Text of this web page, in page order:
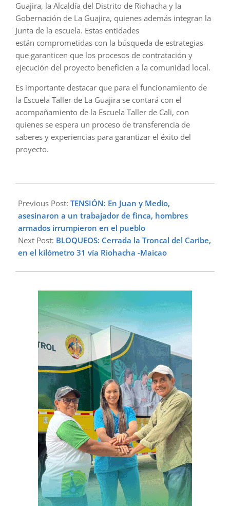
Guajira, la Alcaldía del Distrito de Riohacha y la
Gobernación de La Guajira, quienes además integran la
Junta de la escuela. Estas entidades
están comprometidas con la búsqueda de estrategias
que garanticen que los procesos de contratación y
ejecución del proyecto beneficien a la comunidad local.
Es importante destacar que para el funcionamiento de
la Escuela Taller de La Guajira se contará con el
acompañamiento de la Escuela Taller de Cali, con
quienes se espera un proceso de transferencia de
saberes y experiencias para garantizar el éxito del
proyecto.
05-
26
Previous Post: TENSIÓN: En Juan y Medio,
asesinaron a un trabajador de finca, hombres
armados irrumpieron en el pueblo
Next Post: BLOQUEOS: Cerrada la Troncal del Caribe,
en el kilómetro 31 vía Riohacha -Maicao